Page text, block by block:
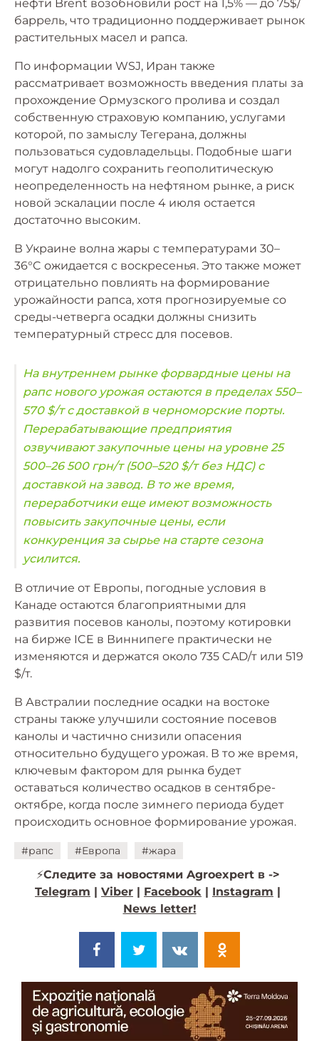
нефти Brent возобновили рост на 1,5% — до 75$/
баррель, что традиционно поддерживает рынок
растительных масел и рапса.
По информации WSJ, Иран также
рассматривает возможность введения платы за
прохождение Ормузского пролива и создал
собственную страховую компанию, услугами
которой, по замыслу Тегерана, должны
пользоваться судовладельцы. Подобные шаги
могут надолго сохранить геополитическую
неопределенность на нефтяном рынке, а риск
новой эскалации после 4 июля остается
достаточно высоким.
В Украине волна жары с температурами 30–
36°C ожидается с воскресенья. Это также может
отрицательно повлиять на формирование
урожайности рапса, хотя прогнозируемые со
среды-четверга осадки должны снизить
температурный стресс для посевов.
На внутреннем рынке форвардные цены на
рапс нового урожая остаются в пределах 550–
570 $/т с доставкой в ​​черноморские порты.
Перерабатывающие предприятия
озвучивают закупочные цены на уровне 25
500–26 500 грн/т (500–520 $/т без НДС) с
доставкой на завод. В то же время,
переработчики еще имеют возможность
повысить закупочные цены, если
конкуренция за сырье на старте сезона
усилится.
В отличие от Европы, погодные условия в
Канаде остаются благоприятными для
развития посевов канолы, поэтому котировки
на бирже ICE в Виннипеге практически не
изменяются и держатся около 735 CAD/т или 519
$/т.
В Австралии последние осадки на востоке
страны также улучшили состояние посевов
канолы и частично снизили опасения
относительно будущего урожая. В то же время,
ключевым фактором для рынка будет
оставаться количество осадков в сентябре-
октябре, когда после зимнего периода будет
происходить основное формирование урожая.
#рапс #Европа #жара
⚡️Следите за новостями Agroexpert в ->
Telegram
Viber Facebook Instagram
News letter!